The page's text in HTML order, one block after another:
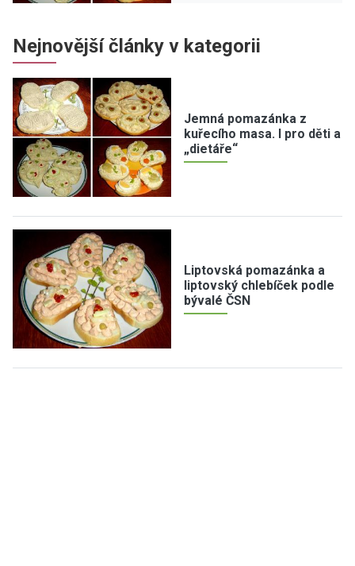
Nejnovější články v kategorii
Jemná pomazánka z
kuřecího masa. I pro děti a
„dietáře“
Liptovská pomazánka a
liptovský chlebíček podle
bývalé ČSN